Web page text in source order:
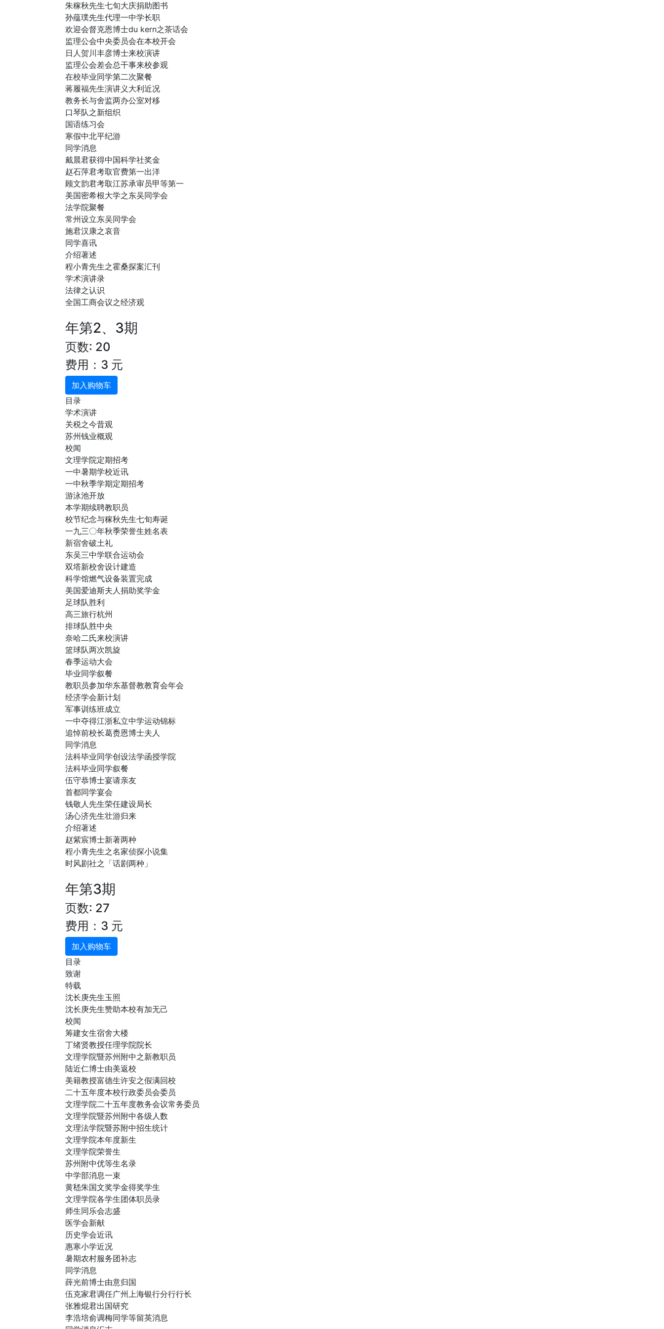
朱稼秋先生七旬大庆捐助图书
孙蕴璞先生代理一中学长职
欢迎会督克恩博士du kern之茶话会
监理公会中央委员会在本校开会
日人贺川丰彦博士来校演讲
监理公会差会总干事来校参观
在校毕业同学第二次聚餐
蒋履福先生演讲义大利近况
教务长与舍监两办公室对移
口琴队之新组织
国语练习会
寒假中北平纪游
同学消息
戴晨君获得中国科学社奖金
赵石萍君考取官费第一出洋
顾文韵君考取江苏承审员甲等第一
美国密希根大学之东吴同学会
法学院聚餐
常州设立东吴同学会
施君汉康之哀音
同学喜讯
介绍著述
程小青先生之霍桑探案汇刊
学术演讲录
法律之认识
全国工商会议之经济观
年第2、3期
页数: 20
费用：3 元
加入购物车
目录
学术演讲
关税之今昔观
苏州钱业概观
校闻
文理学院定期招考
一中暑期学校近讯
一中秋季学期定期招考
游泳池开放
本学期续聘教职员
校节纪念与稼秋先生七旬寿诞
一九三〇年秋季荣誉生姓名表
新宿舍破土礼
东吴三中学联合运动会
双塔新校舍设计建造
科学馆燃气设备装置完成
美国爱迪斯夫人捐助奖学金
足球队胜利
高三旅行杭州
排球队胜中央
奈哈二氏来校演讲
篮球队两次凯旋
春季运动大会
毕业同学叙餐
教职员参加华东基督教教育会年会
经济学会新计划
军事训练班成立
一中夺得江浙私立中学运动锦标
追悼前校长葛赉恩博士夫人
同学消息
法科毕业同学创设法学函授学院
法科毕业同学叙餐
伍守恭博士宴请亲友
首都同学宴会
钱敬人先生荣任建设局长
汤心济先生壮游归来
介绍著述
赵紫宸博士新著两种
程小青先生之名家侦探小说集
时风剧社之「话剧两种」
年第3期
页数: 27
费用：3 元
加入购物车
目录
致谢
特载
沈长庚先生玉照
沈长庚先生赞助本校有加无己
校闻
筹建女生宿舍大楼
丁绪贤教授任理学院院长
文理学院暨苏州附中之新教职员
陆近仁博士由美返校
美籍教授富德生许安之假满回校
二十五年度本校行政委员会委员
文理学院二十五年度教务会议常务委员
文理学院暨苏州附中各级人数
文理法学院暨苏附中招生统计
文理学院本年度新生
文理学院荣誉生
苏州附中优等生名录
中学部消息一束
黄嵇朱国文奖学金得奖学生
文理学院各学生团体职员录
师生同乐会志盛
医学会新献
历史学会近讯
惠寒小学近况
暑期农村服务团补志
同学消息
薛光前博士由意归国
伍克家君调任广州上海银行分行行长
张雅焜君出国研究
李浩培俞调梅同学等留英消息